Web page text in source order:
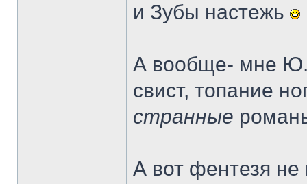
и Зубы настежь
А вообще- мне Ю.
свист, топание
странные
А вот фентезя